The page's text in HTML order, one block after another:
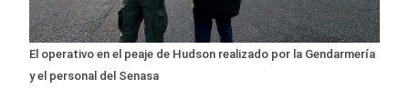
Ley de Propiedad
Privada
Nueva jornada negativa para
los activos argentinos:
cayeron las acciones en Wall
Street y el riesgo país quedó
1 Día Atrás
El operativo en el peaje de Hudson realizado por la Gendarmería
y el personal del Senasa